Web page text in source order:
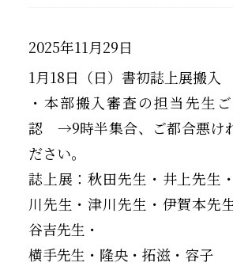
2025年11月29日
1月18日（日）書初誌上展搬入
・本部搬入審査の担当先生
認 →9時半集合、ご都合悪け
ださい。
誌上展：秋田先生・井上先生
川先生・津川先生・伊賀本先
谷吉先生・
横手先生・隆央・拓滋・容子